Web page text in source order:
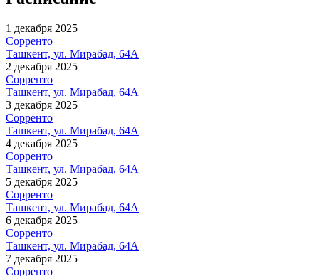
1 декабря 2025
Сорренто
Ташкент, ул. Мирабад, 64А
2 декабря 2025
Сорренто
Ташкент, ул. Мирабад, 64А
3 декабря 2025
Сорренто
Ташкент, ул. Мирабад, 64А
4 декабря 2025
Сорренто
Ташкент, ул. Мирабад, 64А
5 декабря 2025
Сорренто
Ташкент, ул. Мирабад, 64А
6 декабря 2025
Сорренто
Ташкент, ул. Мирабад, 64А
7 декабря 2025
Сорренто